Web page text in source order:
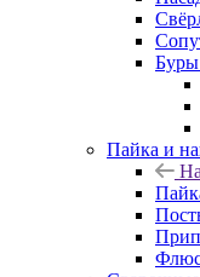
Буры
Пайка и